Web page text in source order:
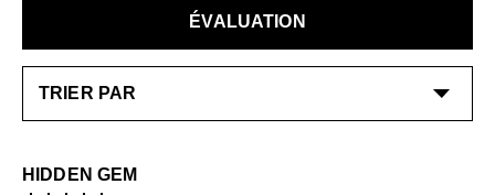
Use JF Cream to nourish and condition, buff the shoe
informations générales sur l'entretien.
retournés contre un crédit en boutique. Les échanges
ou les retours sont possibles uniquement pour les
ÉVALUATION
HIDDEN GEM